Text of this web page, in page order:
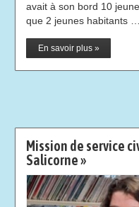
avait à son bord 10
que 2 jeunes habitants …
En savoir plus »
Mission de service
Salicorne »